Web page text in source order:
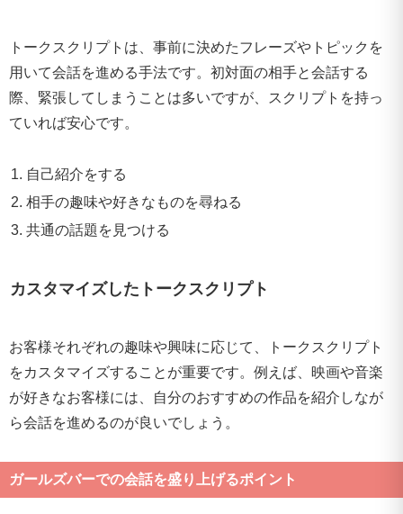
トークスクリプトは、事前に決めたフレーズやトピックを
用いて会話を進める手法です。初対面の相手と会話する
際、緊張してしまうことは多いですが、スクリプトを持っ
ていれば安心です。
自己紹介をする
相手の趣味や好きなものを尋ねる
共通の話題を見つける
カスタマイズしたトークスクリプト
お客様それぞれの趣味や興味に応じて、トークスクリプト
をカスタマイズすることが重要です。例えば、映画や音楽
が好きなお客様には、自分のおすすめの作品を紹介しなが
ら会話を進めるのが良いでしょう。
ガールズバーでの会話を盛り上げるポイント